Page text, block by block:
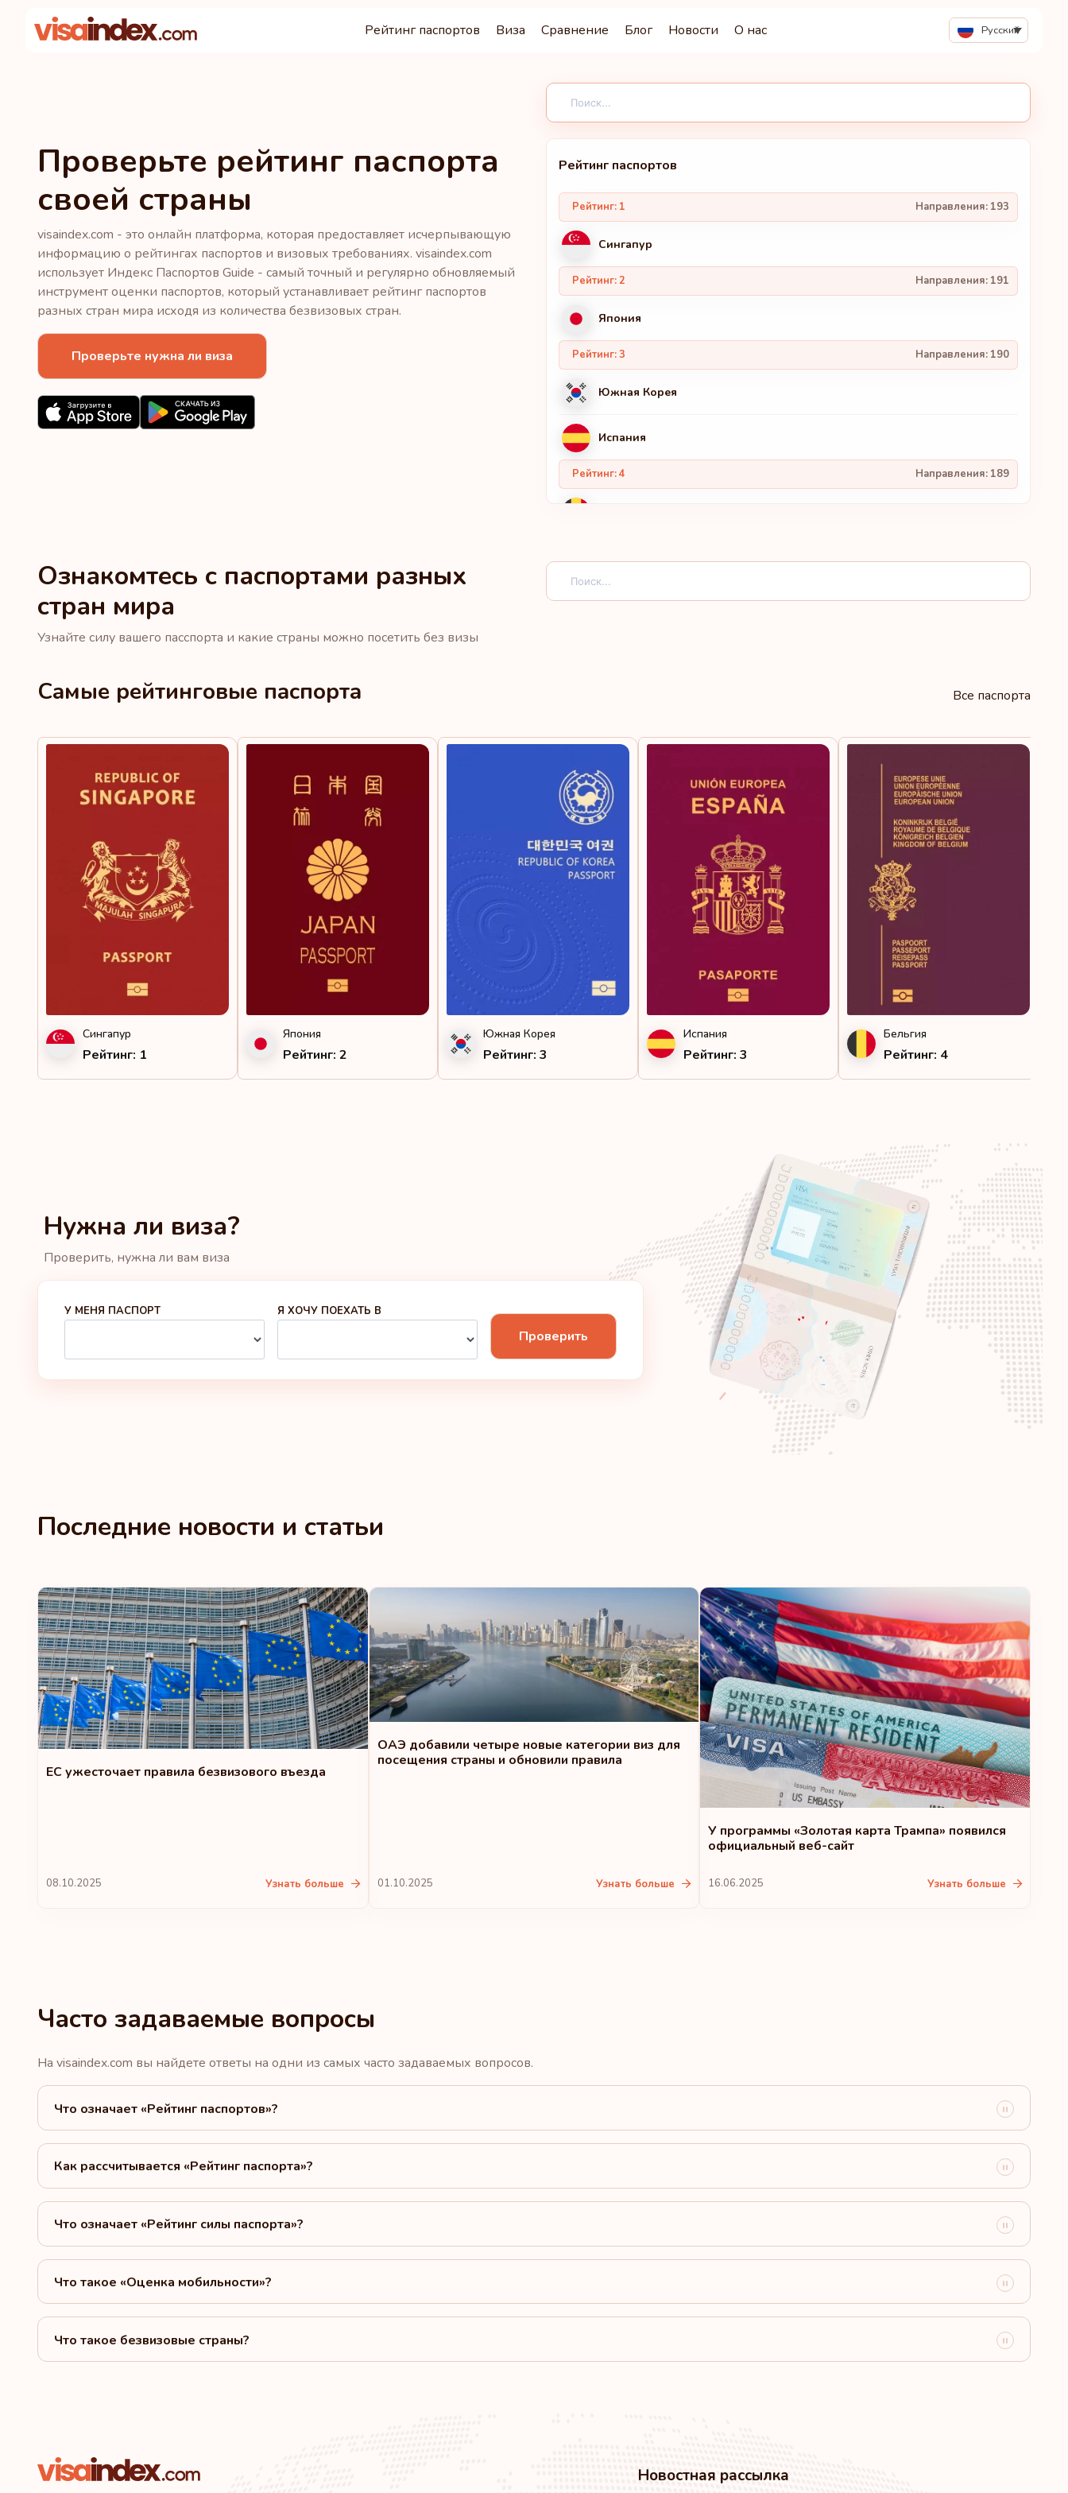
Русский
Рейтинг паспортов Виза Сравнение Блог Новости О нас
Проверьте рейтинг паспорта
своей страны
visaindex.com - это онлайн платформа, которая предоставляет исчерпывающую
информацию о рейтингах паспортов и визовых требованиях. visaindex.com
использует Индекс Паспортов Guide - самый точный и регулярно обновляемый
инструмент оценки паспортов, который устанавливает рейтинг паспортов
разных стран мира исходя из количества безвизовых стран.
Проверьте нужна ли виза
Рейтинг паспортов
Рейтинг: 1 Направления: 193
Сингапур
Рейтинг: 2 Направления: 191
Япония
Рейтинг: 3 Направления: 190
Южная Корея
Испания
Рейтинг: 4 Направления: 189
Италия
Норвегия
Швеция
Германия
Рейтинг: 5
Австрия
Дания
Франция
Греция
Великобритания
Направления:187
186
Словения
Объединенные Арабские Эмираты
Рейтинг: 9 Направления:184
Эстония
Малайзия
Исландия
Литва
180
179
Рейтинг: 13 Направления:178
Гонконг
Ознакомтесь с паспортами разных
стран мира
Узнайте силу вашего пасспорта и какие страны можно посетить без визы
Самые рейтинговые паспорта Все паспорта
Сингапур
Рейтинг: 1
Япония
Рейтинг: 2
Южная Корея
Рейтинг: 3
Испания
Рейтинг: 3
Бельгия
Рейтинг: 4
Нужна ли виза?
Проверить, нужна ли вам виза
У МЕНЯ ПАСПОРТ Я ХОЧУ ПОЕХАТЬ В
Проверить
Последние новости и статьи
ЕС ужесточает правила безвизового въезда
08.10.2025 Узнать больше
ОАЭ добавили четыре новые категории виз для
посещения страны и обновили правила
01.10.2025 Узнать больше
У программы «Золотая карта Трампа» появился
официальный веб-сайт
16.06.2025 Узнать больше
Часто задаваемые вопросы
На visaindex.com вы найдете ответы на одни из самых часто задаваемых вопросов.
Что означает «Рейтинг паспортов»?
Как рассчитывается «Рейтинг паспорта»?
Что означает «Рейтинг силы паспорта»?
Что такое «Оценка мобильности»?
Что такое безвизовые страны?
Новостная рассылка